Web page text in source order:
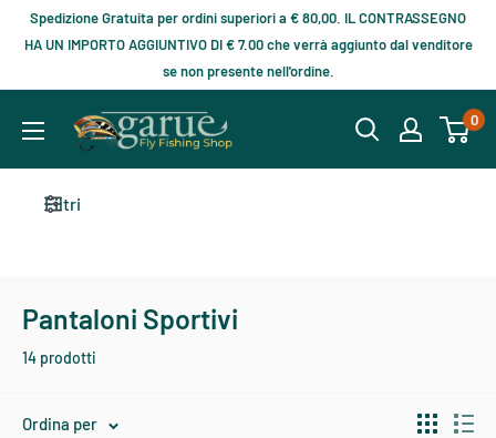
Spedizione Gratuita per ordini superiori a € 80,00. IL CONTRASSEGNO
HA UN IMPORTO AGGIUNTIVO DI € 7.00 che verrà aggiunto dal venditore
se non presente nell'ordine.
0
Filtri
Pantaloni Sportivi
14 prodotti
Ordina per